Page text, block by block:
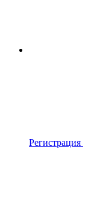
Регистрация